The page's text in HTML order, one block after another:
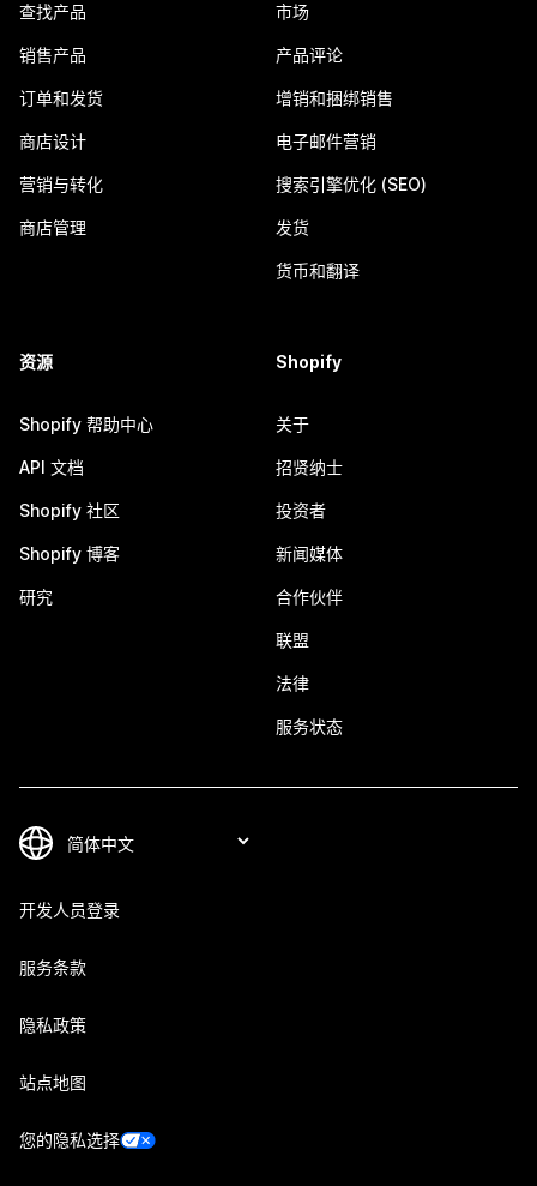
查找产品
销售产品
订单和发货
商店设计
营销与转化
商店管理
市场
产品评论
增销和捆绑销售
电子邮件营销
搜索引擎优化 (SEO)
发货
货币和翻译
资源
Shopify 帮助中心
API 文档
Shopify 社区
Shopify 博客
研究
Shopify
关于
招贤纳士
投资者
新闻媒体
合作伙伴
联盟
法律
服务状态
开发人员登录
服务条款
隐私政策
站点地图
您的隐私选择